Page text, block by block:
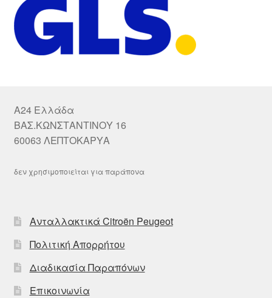
A24 Ελλάδα
ΒΑΣ.ΚΩΝΣΤΑΝΤΙΝΟΥ 16
60063 ΛΕΠΤΟΚΑΡΥΑ
δεν χρησιμοποιείται για παράπονα
Ανταλλακτικά Citroën Peugeot
Πολιτική Απορρήτου
Διαδικασία Παραπόνων
Επικοινωνία